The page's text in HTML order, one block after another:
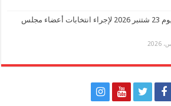
تحديد يوم 23 شتنبر 2026 لإجراء انتخابات أعضاء مجلس